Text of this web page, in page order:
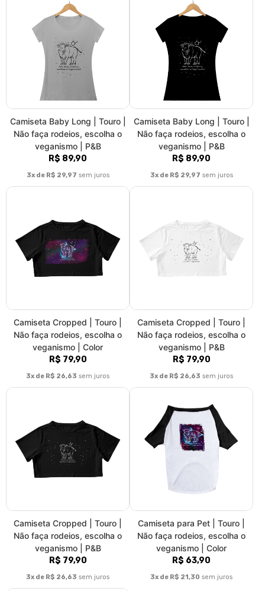
Camiseta Baby Long | Touro |
Não faça rodeios, escolha o
veganismo | P&B
R$ 89,90
3x de R$ 29,97 sem juros
Camiseta Baby Long | Touro |
Não faça rodeios, escolha o
veganismo | P&B
R$ 89,90
3x de R$ 29,97 sem juros
Camiseta Cropped | Touro |
Não faça rodeios, escolha o
veganismo | Color
R$ 79,90
3x de R$ 26,63 sem juros
Camiseta Cropped | Touro |
Não faça rodeios, escolha o
veganismo | P&B
R$ 79,90
3x de R$ 26,63 sem juros
Camiseta Cropped | Touro |
Não faça rodeios, escolha o
veganismo | P&B
R$ 79,90
3x de R$ 26,63 sem juros
Camiseta para Pet | Touro |
Não faça rodeios, escolha o
veganismo | Color
R$ 63,90
3x de R$ 21,30 sem juros